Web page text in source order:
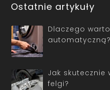
Ostatnie artykuły
Dlaczego
automatyczną?
Jak skutecznie
felgi?